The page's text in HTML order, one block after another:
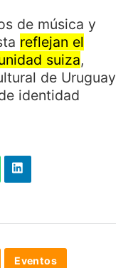
de música y
reflejan el
suiza,
de Uruguay
identidad
Eventos